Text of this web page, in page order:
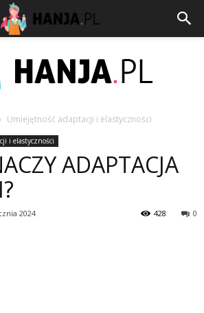
HANJA.PL
Umiejętność adaptacji i elastyczności
i elastyczności
ADAPTACJA
2024 0
428